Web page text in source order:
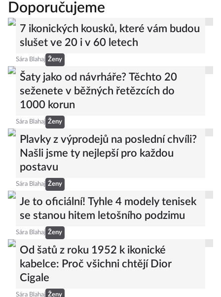
Doporučujeme
7 ikonických kousků, které vám budou
slušet ve 20 i v 60 letech
Sára Blahaj Ženy
Šaty jako od návrháře? Těchto 20
seženete v běžných řetězcích do
1000 korun
Sára Blahaj Ženy
Plavky z výprodejů na poslední chvíli?
Našli jsme ty nejlepší pro každou
postavu
Sára Blahaj Ženy
Je to oficiální! Tyhle 4 modely tenisek
se stanou hitem letošního podzimu
Sára Blahaj Ženy
Od šatů z roku 1952 k ikonické
kabelce: Proč všichni chtějí Dior
Cigale
Sára Blahaj Ženy